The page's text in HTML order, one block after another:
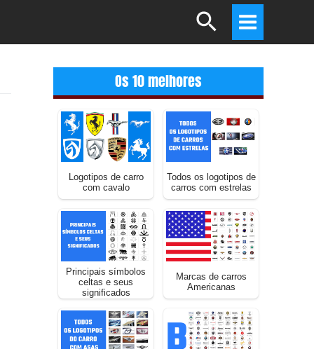
Search
Main
Menu
Os 10 melhores
Logotipos de carro
com cavalo
Todos os logotipos de
carros com estrelas
Principais símbolos
celtas e seus
significados
Marcas de carros
Americanas